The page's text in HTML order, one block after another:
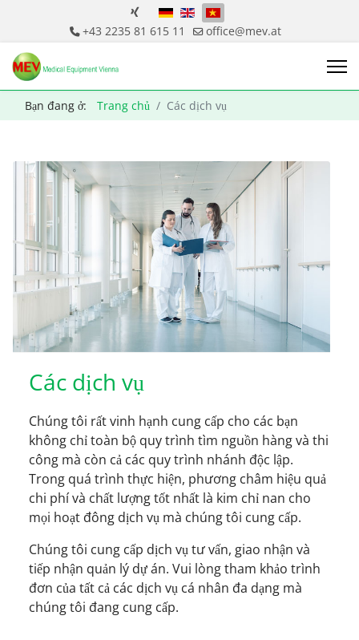
Chọn ngôn ngữ của bạn
+43 2235 81 615 11
office@mev.at
Bạn đang ở: Trang chủ Các dịch vụ
Các dịch vụ
Chúng tôi rất vinh hạnh cung cấp cho các bạn
không chỉ toàn bộ quy trình tìm nguồn hàng và thi
công mà còn cả các quy trình nhánh độc lập.
Trong quá trình thực hiện, phương châm hiệu quả
chi phí và chất lượng tốt nhất là kim chỉ nan cho
mọi hoạt đông dịch vụ mà chúng tôi cung cấp.
Chúng tôi cung cấp dịch vụ tư vấn, giao nhận và
tiếp nhận quản lý dự án. Vui lòng tham khảo trình
đơn của tất cả các dịch vụ cá nhân đa dạng mà
chúng tôi đang cung cấp.